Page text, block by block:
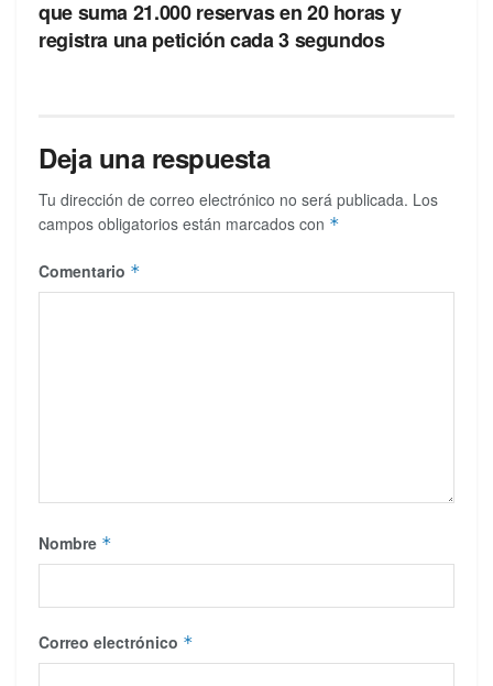
que suma 21.000 reservas en 20 horas y
registra una petición cada 3 segundos
Deja una respuesta
Tu dirección de correo electrónico no será publicada. Los
campos obligatorios están marcados con *
Comentario *
Nombre *
Correo electrónico *